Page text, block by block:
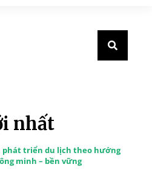
nhất
phát triển du lịch theo hướng
minh – bền vững